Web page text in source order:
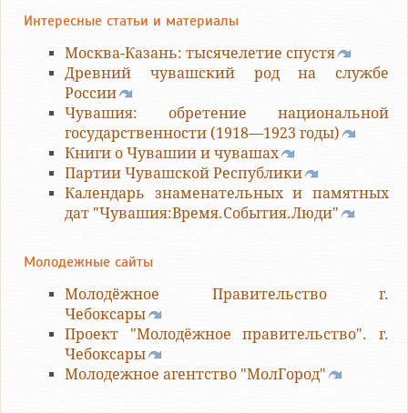
Интересные статьи и материалы
Москва-Казань: тысячелетие спустя
Древний чувашский род на службе
России
Чувашия: обретение национальной
государственности (1918—1923 годы)
Книги о Чувашии и чувашах
Партии Чувашской Республики
Календарь знаменательных и памятных
дат "Чувашия:Время.События.Люди"
Молодежные сайты
Молодёжное Правительство г.
Чебоксары
Проект "Молодёжное правительство". г.
Чебоксары
Молодежное агентство "МолГород"